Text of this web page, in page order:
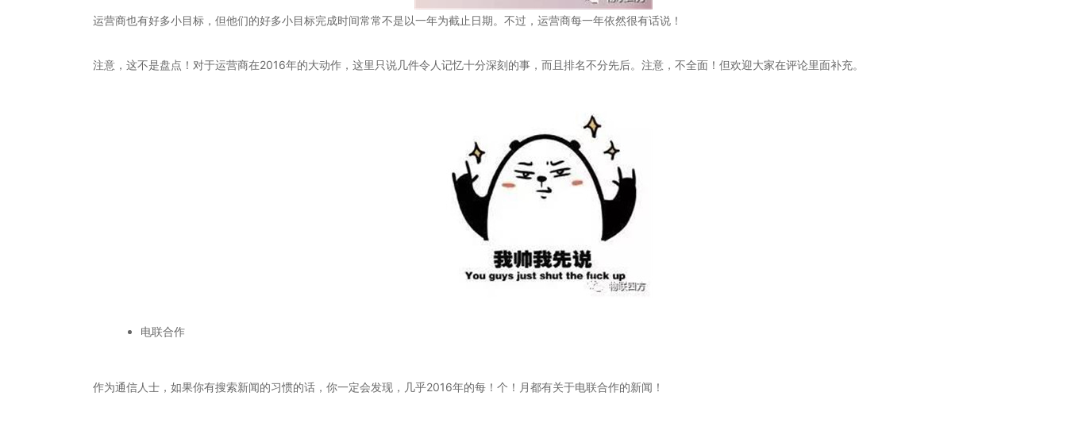
运营商也有好多小目标，但他们的好多小目标完成时间常常不是以一年为截止日期。不过，运营商每一年依然很有话说！
注意，这不是盘点！对于运营商在2016年的大动作，这里只说几件令人记忆十分深刻的事，而且排名不分先后。注意，不全面！但欢迎大家在评论里面补充。
电联合作
作为通信人士，如果你有搜索新闻的习惯的话，你一定会发现，几乎2016年的每！个！月都有关于电联合作的新闻！